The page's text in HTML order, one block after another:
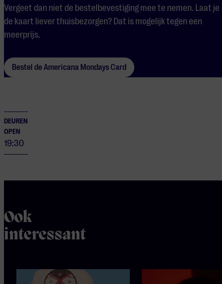
Vergeet dan niet de bestelbevestiging mee te nemen. Laat je
de kaart liever thuisbezorgen? Dat is mogelijk tegen een
meerprijs.
Bestel de Americana Mondays Card
DEUREN
OPEN
19:30
Ook
interessant